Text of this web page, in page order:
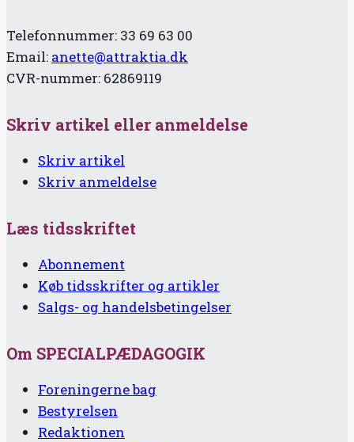
Telefonnummer: 33 69 63 00
Email: anette@attraktia.dk
CVR-nummer: 62869119
Skriv artikel eller anmeldelse
Skriv artikel
Skriv anmeldelse
Læs tidsskriftet
Abonnement
Køb tidsskrifter og artikler
Salgs- og handelsbetingelser
Om SPECIALPÆDAGOGIK
Foreningerne bag
Bestyrelsen
Redaktionen